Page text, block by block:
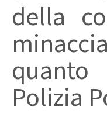
della
quanto
Polizia